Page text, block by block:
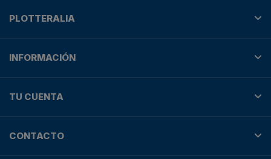
PLOTTERALIA
INFORMACIÓN
TU CUENTA
CONTACTO